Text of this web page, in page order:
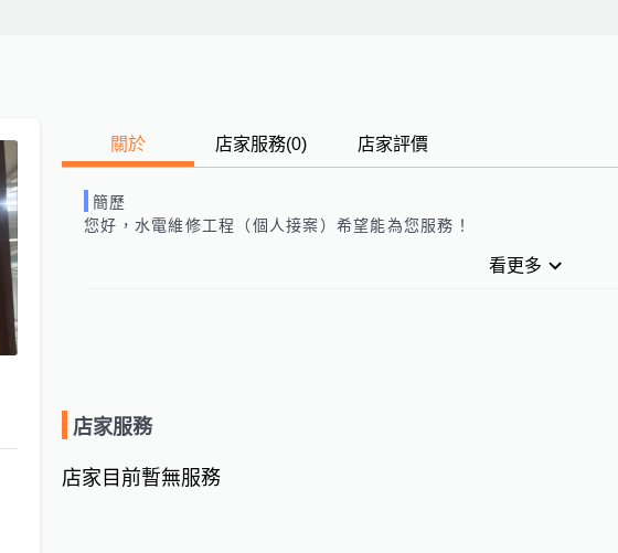
關於 店家服務(0) 店家評價
簡歷
您好， 水電維修工程（個人接案） 希望能為您服務！
看更多
店家服務
店家目前暫無服務